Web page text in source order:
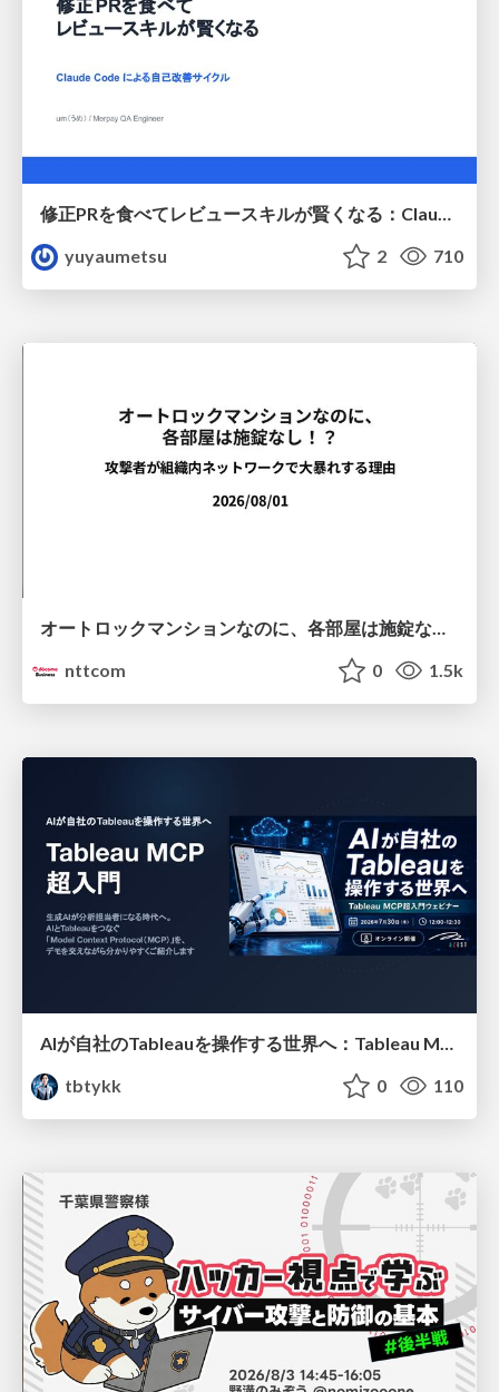
修正PRを食べてレビュースキルが賢くなる：Claude Codeによる自己改善サイクル
yuyaumetsu
2 710
オートロックマンションなのに、各部屋は施錠なし！？ 攻撃者が組織内ネットワークで大暴れする理由 / The Front Door Is Locked, but the Rooms Are Wide Open: Why Attackers Move Freely Inside Enterprise Networks
nttcom
0 1.5k
tbtykk
0 110